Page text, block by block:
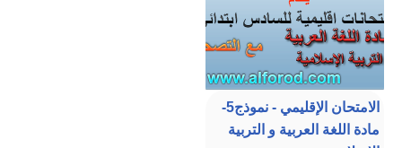
الامتحان الإقليمي - نموذج5-
مادة اللغة العربية و التربية